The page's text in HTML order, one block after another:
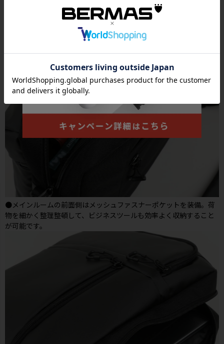
●メインルームの前面側はメッシュファスナーポケットを装備。荷
物を細かく整理整頓して、ビジネスツールも効率よく収納すること
が可能です。